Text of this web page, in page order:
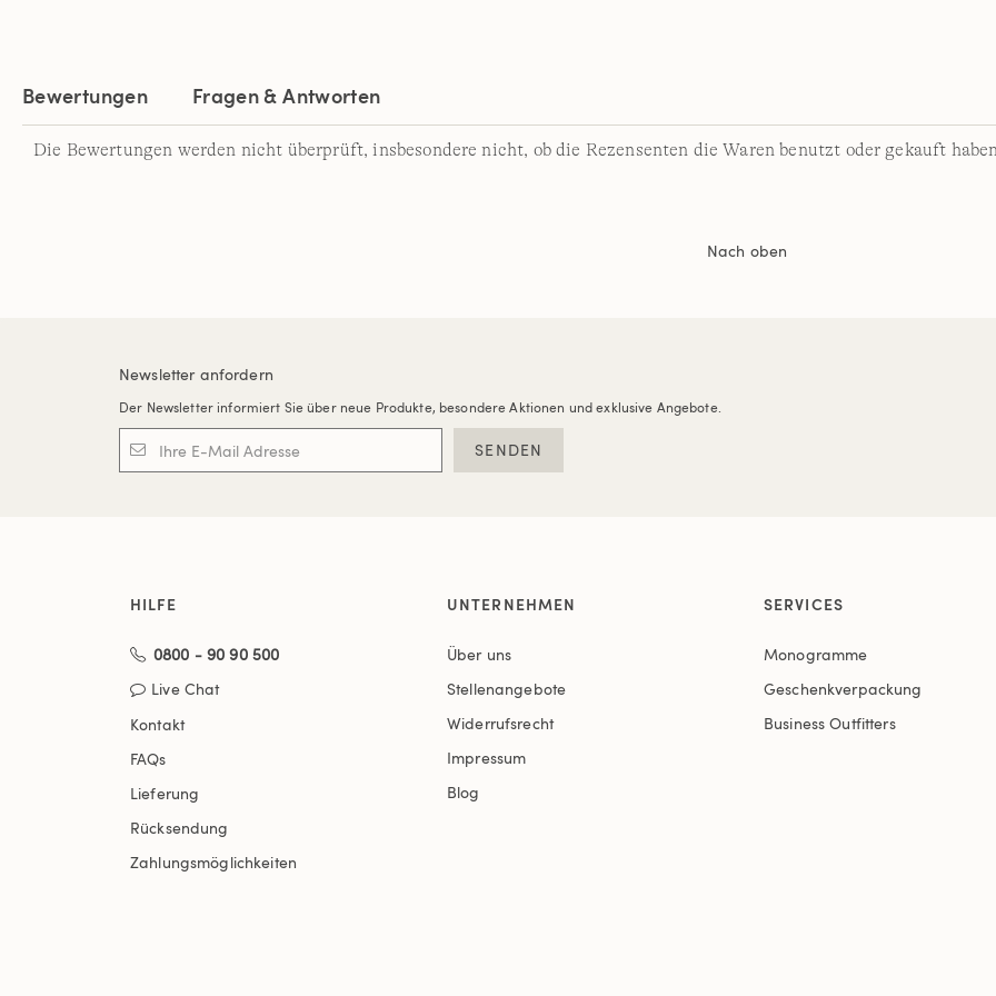
Bewertungen Fragen & Antworten
Die Bewertungen werden nicht überprüft, insbesondere nicht, ob die Rezensenten die Waren benutzt oder gekauft
Nach oben
Newsletter anfordern
Der Newsletter informiert Sie über neue Produkte, besondere Aktionen und exklusive Angebote.
SENDEN
HILFE
0800 - 90 90 500
Live Chat
Kontakt
FAQs
Lieferung
Rücksendung
Zahlungsmöglichkeiten
UNTERNEHMEN
Über uns
Stellenangebote
Widerrufsrecht
Impressum
Blog
SERVICES
Monogramme
Geschenkverpackung
Business Outfitters